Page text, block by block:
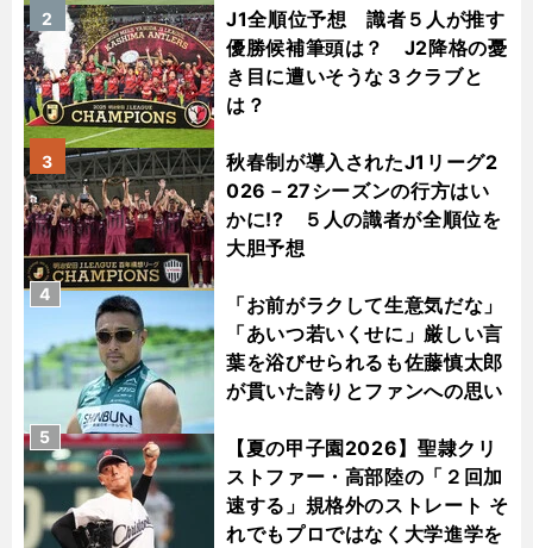
J1全順位予想 識者５人が推す
優勝候補筆頭は？ J2降格の憂
き目に遭いそうな３クラブと
は？
2
秋春制が導入されたJ1リーグ2
026－27シーズンの行方はい
かに!? ５人の識者が全順位を
大胆予想
3
「お前がラクして生意気だな」
「あいつ若いくせに」厳しい言
葉を浴びせられるも佐藤慎太郎
が貫いた誇りとファンへの思い
4
【夏の甲子園2026】聖隷クリ
ストファー・高部陸の「２回加
速する」規格外のストレート そ
れでもプロではなく大学進学を
5